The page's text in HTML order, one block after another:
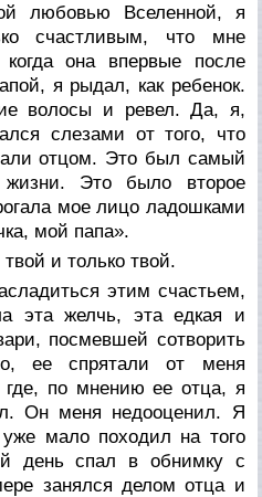
любовью Вселенной, я
счастливым, что мне
она впервые после
я рыдал, как ребенок.
волосы и ревел. Да, я,
слезами от того, что
отцом. Это был самый
Это было второе
мое лицо ладошками
мой папа».
и только твой.
этим счастьем,
эта желчь, эта едкая и
посмевшей сотворить
ее спрятали от меня
где, по мнению ее отца, я
Он меня недооценил. Я
мало походил на того
день спал в обнимку с
занялся делом отца и